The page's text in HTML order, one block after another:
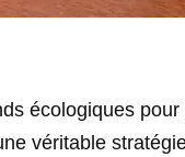
écologiques
véritable